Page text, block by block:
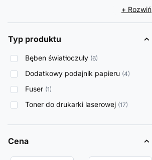
+ Rozwiń
Typ produktu
Bęben światłoczuły 6
Dodatkowy podajnik papieru 4
Fuser 1
Toner do drukarki laserowej 17
Cena